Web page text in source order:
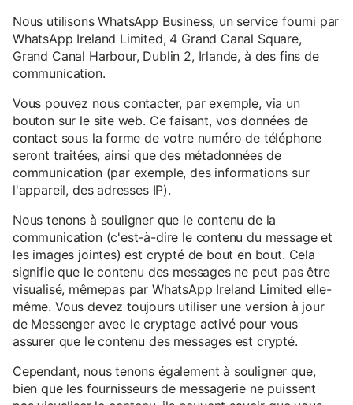
Nous utilisons WhatsApp Business, un service fourni par
WhatsApp Ireland Limited, 4 Grand Canal Square,
Grand Canal Harbour, Dublin 2, Irlande, à des fins de
communication.
Vous pouvez nous contacter, par exemple, via un
bouton sur le site web. Ce faisant, vos données de
contact sous la forme de votre numéro de téléphone
seront traitées, ainsi que des métadonnées de
communication (par exemple, des informations sur
l'appareil, des adresses IP).
Nous tenons à souligner que le contenu de la
communication (c'est-à-dire le contenu du message et
les images jointes) est crypté de bout en bout. Cela
signifie que le contenu des messages ne peut pas être
visualisé, mêmepas par WhatsApp Ireland Limited elle-
même. Vous devez toujours utiliser une version à jour
de Messenger avec le cryptage activé pour vous
assurer que le contenu des messages est crypté.
Cependant, nous tenons également à souligner que,
bien que les fournisseurs de messagerie ne puissent